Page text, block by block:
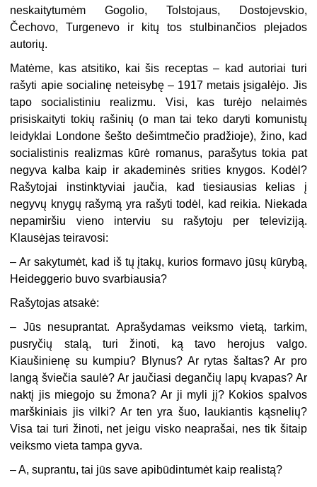
neskaitytumėm Gogolio, Tolstojaus, Dostojevskio,
Čechovo, Turgenevo ir kitų tos stulbinančios plejados
autorių.
Matėme, kas atsitiko, kai šis receptas – kad autoriai turi
rašyti apie socialinę neteisybę – 1917 metais įsigalėjo. Jis
tapo socialistiniu realizmu. Visi, kas turėjo nelaimės
prisiskaityti tokių rašinių (o man tai teko daryti komunistų
leidyklai Londone šešto dešimtmečio pradžioje), žino, kad
socialistinis realizmas kūrė romanus, parašytus tokia pat
negyva kalba kaip ir akademinės srities knygos. Kodėl?
Rašytojai instinktyviai jaučia, kad tiesiausias kelias į
negyvų knygų rašymą yra rašyti todėl, kad reikia. Niekada
nepamiršiu vieno interviu su rašytoju per televiziją.
Klausėjas teiravosi:
– Ar sakytumėt, kad iš tų įtakų, kurios formavo jūsų kūrybą,
Heideggerio buvo svarbiausia?
Rašytojas atsakė:
– Jūs nesuprantat. Aprašydamas veiksmo vietą, tarkim,
pusryčių stalą, turi žinoti, ką tavo herojus valgo.
Kiaušinienę su kumpiu? Blynus? Ar rytas šaltas? Ar pro
langą šviečia saulė? Ar jaučiasi degančių lapų kvapas? Ar
naktį jis miegojo su žmona? Ar ji myli jį? Kokios spalvos
marškiniais jis vilki? Ar ten yra šuo, laukiantis kąsnelių?
Visa tai turi žinoti, net jeigu visko neaprašai, nes tik šitaip
veiksmo vieta tampa gyva.
– A, suprantu, tai jūs save apibūdintumėt kaip realistą?